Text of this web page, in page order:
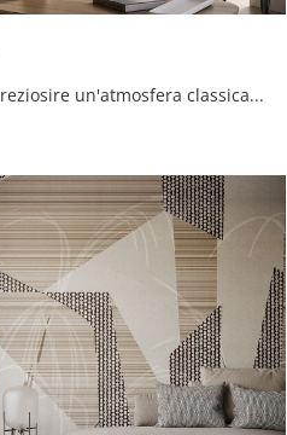
Vuoi impreziosire un'atmosfera classica? Scopri la Carta da parati vinilica di Instabilelab: il modello Kunie ti sta aspettando!